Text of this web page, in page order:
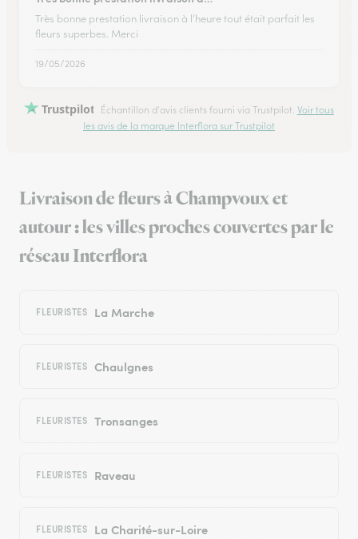
Très bonne prestation livraison à l’heure tout était parfait les
fleurs superbes. Merci
19/05/2026
Trustpilot Échantillon d'avis clients fourni via Trustpilot. Voir tous
les avis de la marque Interflora sur Trustpilot
Livraison de fleurs à Champvoux et
autour : les villes proches couvertes par le
réseau Interflora
FLEURISTES La Marche
FLEURISTES Chaulgnes
FLEURISTES Tronsanges
FLEURISTES Raveau
FLEURISTES La Charité-sur-Loire